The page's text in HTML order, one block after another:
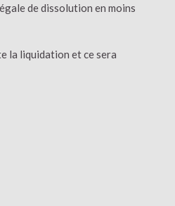
de dissolution en moins
la liquidation et ce sera